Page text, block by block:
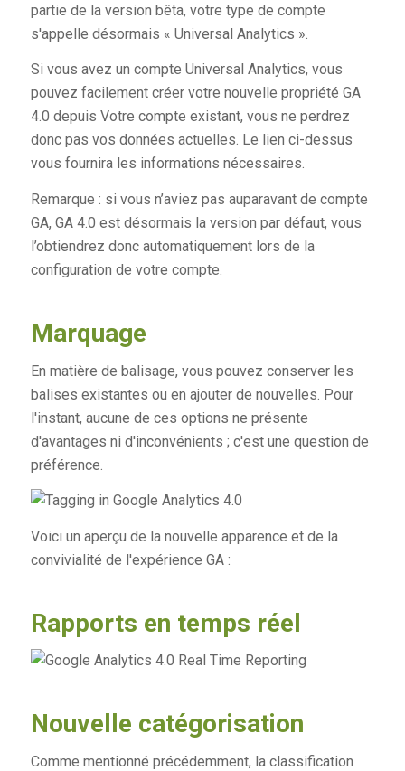
partie de la version bêta, votre type de compte
s'appelle désormais « Universal Analytics ».
Si vous avez un compte Universal Analytics, vous
pouvez facilement créer votre nouvelle propriété GA
4.0 depuis Votre compte existant, vous ne perdrez
donc pas vos données actuelles. Le lien ci-dessus
vous fournira les informations nécessaires.
Remarque : si vous n’aviez pas auparavant de compte
GA, GA 4.0 est désormais la version par défaut, vous
l’obtiendrez donc automatiquement lors de la
configuration de votre compte.
Marquage
En matière de balisage, vous pouvez conserver les
balises existantes ou en ajouter de nouvelles. Pour
l'instant, aucune de ces options ne présente
d'avantages ni d'inconvénients ; c'est une question de
préférence.
Voici un aperçu de la nouvelle apparence et de la
convivialité de l'expérience GA :
Rapports en temps réel
Nouvelle catégorisation
Comme mentionné précédemment, la classification